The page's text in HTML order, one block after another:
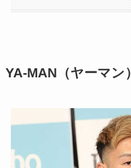
YA-MAN（ヤーマン